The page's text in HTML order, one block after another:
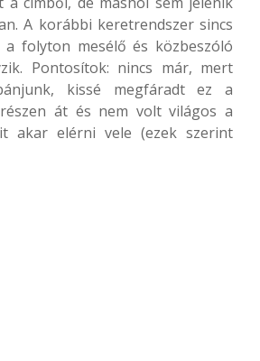
A korábbi keretrendszer sincs
a folyton mesélő és közbeszóló
Pontosítok: nincs már, mert
kissé megfáradt ez a
át és nem volt világos a
akar elérni vele (ezek szerint